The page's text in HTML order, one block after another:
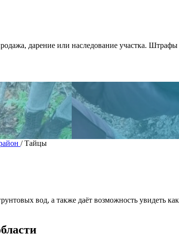
дарение или наследование участка.
/Тайцы
вод, а также даёт возможность увидеть